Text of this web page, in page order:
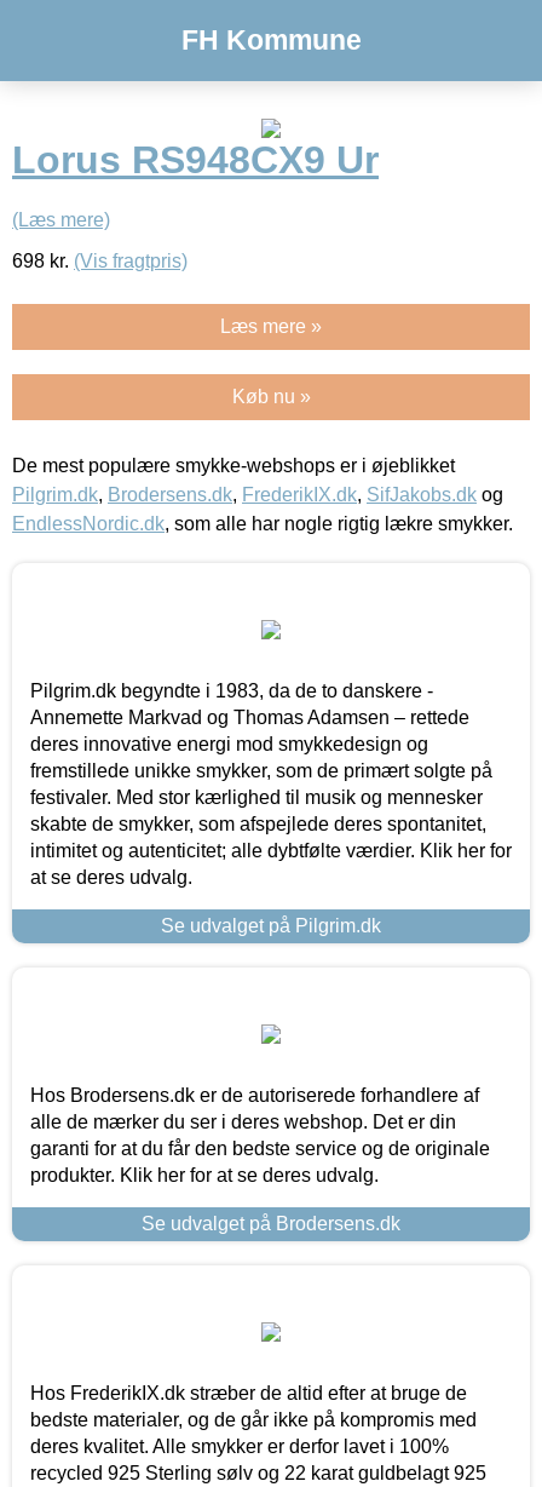
FH Kommune
Lorus RS948CX9 Ur
(Læs mere)
698 kr. (Vis fragtpris)
Læs mere »
Køb nu »
De mest populære smykke-webshops er i øjeblikket
Pilgrim.dk, Brodersens.dk, FrederikIX.dk, SifJakobs.dk og
EndlessNordic.dk, som alle har nogle rigtig lækre smykker.
Pilgrim.dk begyndte i 1983, da de to danskere -
Annemette Markvad og Thomas Adamsen – rettede
deres innovative energi mod smykkedesign og
fremstillede unikke smykker, som de primært solgte på
festivaler. Med stor kærlighed til musik og mennesker
skabte de smykker, som afspejlede deres spontanitet,
intimitet og autenticitet; alle dybtfølte værdier. Klik her for
at se deres udvalg.
Se udvalget på Pilgrim.dk
Hos Brodersens.dk er de autoriserede forhandlere af
alle de mærker du ser i deres webshop. Det er din
garanti for at du får den bedste service og de originale
produkter. Klik her for at se deres udvalg.
Se udvalget på Brodersens.dk
Hos FrederikIX.dk stræber de altid efter at bruge de
bedste materialer, og de går ikke på kompromis med
deres kvalitet. Alle smykker er derfor lavet i 100%
recycled 925 Sterling sølv og 22 karat guldbelagt 925